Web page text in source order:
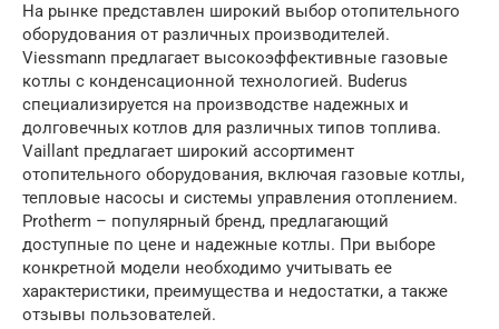
На рынке представлен широкий выбор отопительного
оборудования от различных производителей.
Viessmann предлагает высокоэффективные газовые
котлы с конденсационной технологией. Buderus
специализируется на производстве надежных и
долговечных котлов для различных типов топлива.
Vaillant предлагает широкий ассортимент
отопительного оборудования, включая газовые котлы,
тепловые насосы и системы управления отоплением.
Protherm – популярный бренд, предлагающий
доступные по цене и надежные котлы. При выборе
конкретной модели необходимо учитывать ее
характеристики, преимущества и недостатки, а также
отзывы пользователей.